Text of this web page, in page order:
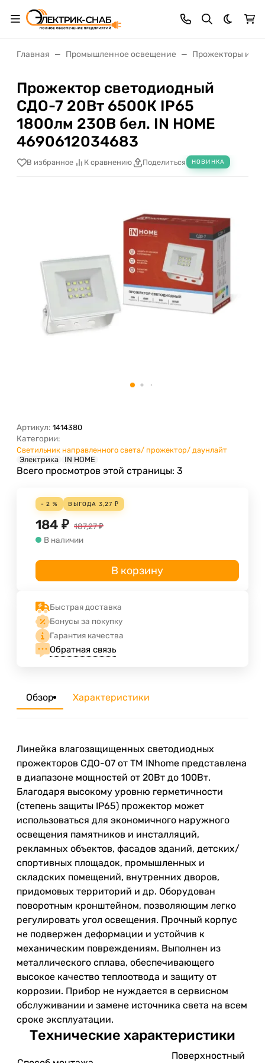
Темная
Главная Промышленное освещение Прожекторы и
Прожектор светодиодный
СДО-7 20Вт 6500К IP65
1800лм 230В бел. IN HOME
4690612034683
В избранное К сравнению Поделиться НОВИНКА
Артикул: 1414380
Категории:
Светильник направленного света/ прожектор/ даунлайт
Электрика
IN HOME
Всего просмотров этой страницы: 3
- 2 % ВЫГОДА 3,27 ₽
184 ₽ 187,27₽
В наличии
В корзину
Быстрая доставка
Бонусы за покупку
Гарантия качества
Обратная связь
Обзор Характеристики
Линейка влагозащищенных светодиодных
прожекторов СДО-07 от ТМ INhome представлена
в диапазоне мощностей от 20Вт до 100Вт.
Благодаря высокому уровню герметичности
(степень защиты IP65) прожектор может
использоваться для экономичного наружного
освещения памятников и инсталляций,
рекламных объектов, фасадов зданий, детских/
спортивных площадок, промышленных и
складских помещений, внутренних дворов,
придомовых территорий и др. Оборудован
поворотным кронштейном, позволяющим легко
регулировать угол освещения. Прочный корпус
не подвержен деформации и устойчив к
механическим повреждениям. Выполнен из
металлического сплава, обеспечивающего
высокое качество теплоотвода и защиту от
коррозии. Прибор не нуждается в сервисном
обслуживании и замене источника света на всем
сроке эксплуатации.
Технические характеристики
Поверхностный